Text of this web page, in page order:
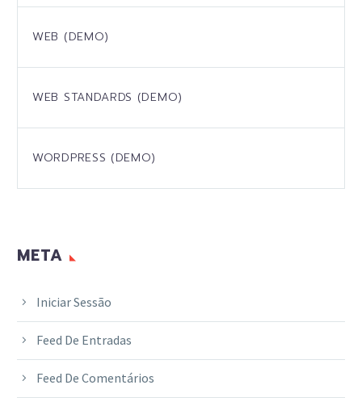
WEB (DEMO)
WEB STANDARDS (DEMO)
WORDPRESS (DEMO)
META
Iniciar Sessão
Feed De Entradas
Feed De Comentários